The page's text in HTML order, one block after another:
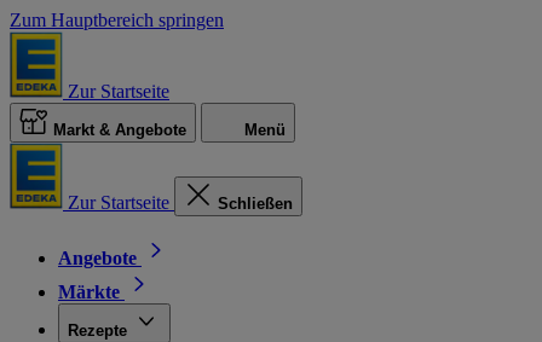
Zum Hauptbereich springen
Zur Startseite
Markt & Angebote Menü
Zur Startseite Schließen
Angebote
Märkte
Rezepte